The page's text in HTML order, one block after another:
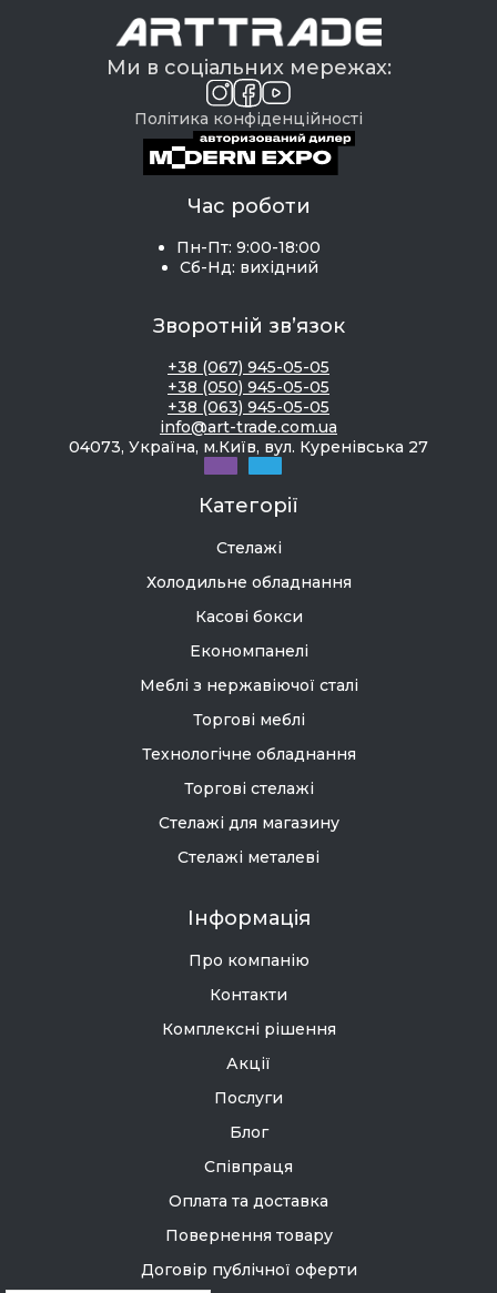
Ми в соціальних мережах:
Політика конфіденційності
Час роботи
Пн-Пт: 9:00-18:00
Сб-Нд: вихідний
Зворотній зв’язок
+38 (067) 945-05-05
+38 (050) 945-05-05
+38 (063) 945-05-05
info@art-trade.com.ua
04073, Україна, м.Київ, вул. Куренівська 27
Категорії
Стелажі
Холодильне обладнання
Касові бокси
Економпанелі
Меблі з нержавіючої сталі
Торгові меблі
Технологічне обладнання
Торгові стелажі
Стелажі для магазину
Стелажі металеві
Інформація
Про компанію
Контакти
Комплексні рішення
Акції
Послуги
Блог
Співпраця
Оплата та доставка
Повернення товару
Договір публічної оферти